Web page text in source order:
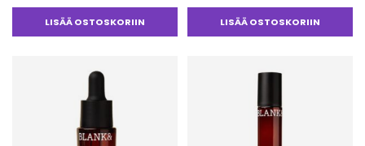
LISÄÄ OSTOSKORIIN LISÄÄ OSTOSKORIIN